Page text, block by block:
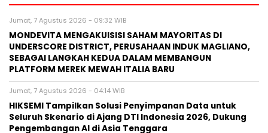
Jumat, 7 Agustus 2026 - 09:32 WIB
MONDEVITA MENGAKUISISI SAHAM MAYORITAS DI
UNDERSCORE DISTRICT, PERUSAHAAN INDUK MAGLIANO,
SEBAGAI LANGKAH KEDUA DALAM MEMBANGUN
PLATFORM MEREK MEWAH ITALIA BARU
Jumat, 7 Agustus 2026 - 04:14 WIB
HIKSEMI Tampilkan Solusi Penyimpanan Data untuk
Seluruh Skenario di Ajang DTI Indonesia 2026, Dukung
Pengembangan AI di Asia Tenggara